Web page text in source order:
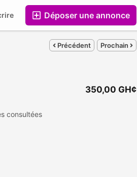
Déposer une annonce
Précédent Prochain
consultées
350,00 GH¢